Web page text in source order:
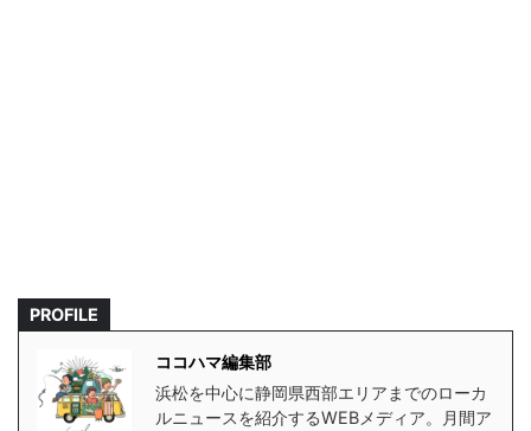
PROFILE
ココハマ編集部
浜松を中心に静岡県西部エリアまでのローカ
ルニュースを紹介するWEBメディア。月間ア